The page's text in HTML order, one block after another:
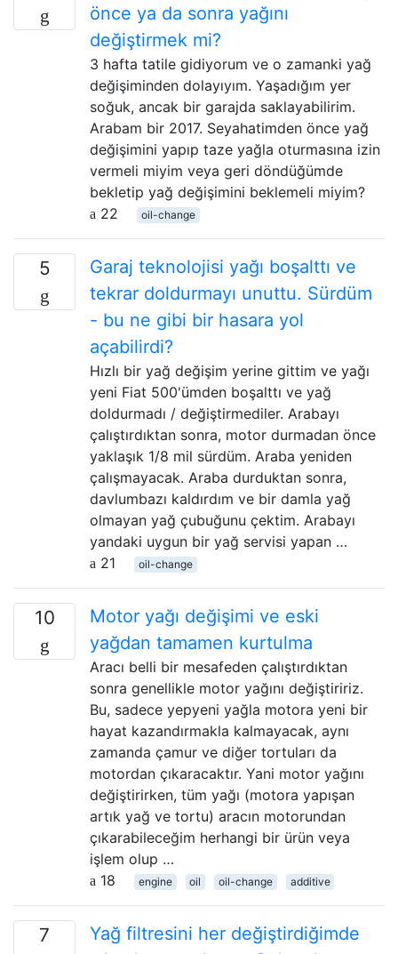
önce ya da sonra yağını
değiştirmek mi?
3 hafta tatile gidiyorum ve o zamanki yağ
değişiminden dolayıyım. Yaşadığım yer
soğuk, ancak bir garajda saklayabilirim.
Arabam bir 2017. Seyahatimden önce yağ
değişimini yapıp taze yağla oturmasına izin
vermeli miyim veya geri döndüğümde
bekletip yağ değişimini beklemeli miyim?
22
oil-change
5
Garaj teknolojisi yağı boşalttı ve
tekrar doldurmayı unuttu. Sürdüm
- bu ne gibi bir hasara yol
açabilirdi?
Hızlı bir yağ değişim yerine gittim ve yağı
yeni Fiat 500'ümden boşalttı ve yağ
doldurmadı / değiştirmediler. Arabayı
çalıştırdıktan sonra, motor durmadan önce
yaklaşık 1/8 mil sürdüm. Araba yeniden
çalışmayacak. Araba durduktan sonra,
davlumbazı kaldırdım ve bir damla yağ
olmayan yağ çubuğunu çektim. Arabayı
yandaki uygun bir yağ servisi yapan …
21
oil-change
10
Motor yağı değişimi ve eski
yağdan tamamen kurtulma
Aracı belli bir mesafeden çalıştırdıktan
sonra genellikle motor yağını değiştiririz.
Bu, sadece yepyeni yağla motora yeni bir
hayat kazandırmakla kalmayacak, aynı
zamanda çamur ve diğer tortuları da
motordan çıkaracaktır. Yani motor yağını
değiştirirken, tüm yağı (motora yapışan
artık yağ ve tortu) aracın motorundan
çıkarabileceğim herhangi bir ürün veya
işlem olup …
18
engine oil oil-change additive
7
Yağ filtresini her değiştirdiğimde